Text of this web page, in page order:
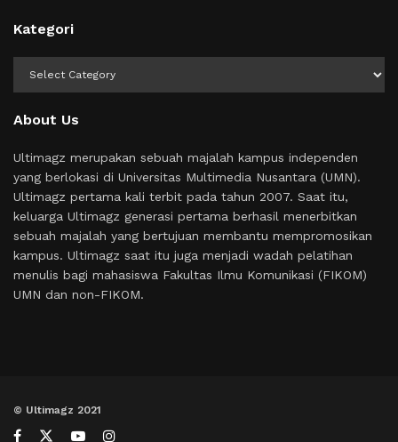
Kategori
About Us
Ultimagz merupakan sebuah majalah kampus independen
yang berlokasi di Universitas Multimedia Nusantara (UMN).
Ultimagz pertama kali terbit pada tahun 2007. Saat itu,
keluarga Ultimagz generasi pertama berhasil menerbitkan
sebuah majalah yang bertujuan membantu mempromosikan
kampus. Ultimagz saat itu juga menjadi wadah pelatihan
menulis bagi mahasiswa Fakultas Ilmu Komunikasi (FIKOM)
UMN dan non-FIKOM.
© Ultimagz 2021